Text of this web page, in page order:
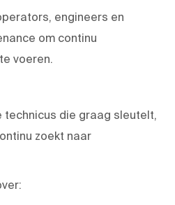
engineers en
om continu
voeren.
technicus die graag sleutelt,
zoekt naar